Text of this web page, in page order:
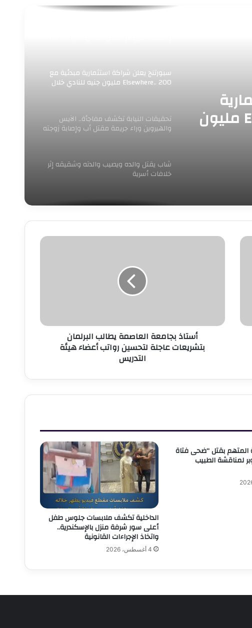
مبدئية مع Elsewhere.. 200 مليون
سبورتنج يعلن شراكة استثمارية مبدئية مع
Elsewhere.. 200 مليون جنيه للنادي خلال
تحقيقات النيابة تكشف مفاجأة.. الآيس
والهيروين وراء جريمة مقتل أب وإصابة زوجته
شاب يقتل والده ويصيب والدته وشقيقه إثر
خلافات أسرية
أستاذ
رواتب
أستاذ بجامعة العاصمة يطالب البرلمان
بتشريعات عاجلة لتحسين رواتب أعضاء هيئة
التدريس
المتهم بقتل “ضحى فتاة
لمناقشة الطبيب
الداخلية تكشف ملابسات جلوس طفل
أعلى سور شرفة منزل بالإسكندرية..
واتخاذ الإجراءات القانونية
4 أغسطس، 2026